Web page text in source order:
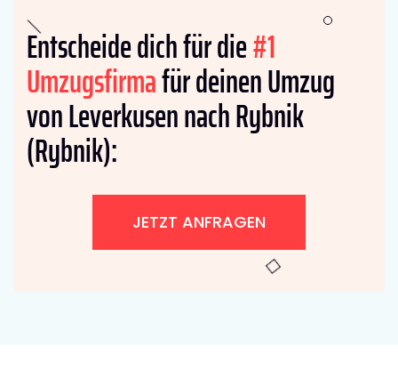
Entscheide dich für die#1
Umzugsfirmafür deinen Umzug
von Leverkusen nach Rybnik
(Rybnik):
JETZT ANFRAGEN